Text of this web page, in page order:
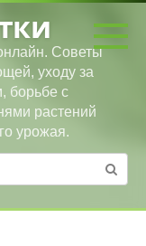
Советы
уходу за
борьбе с
растений
урожая.